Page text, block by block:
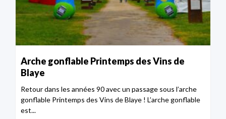
Arche gonflable Printemps des Vins de
Blaye
Retour dans les années 90 avec un passage sous l’arche
gonflable Printemps des Vins de Blaye ! L’arche gonflable
est...